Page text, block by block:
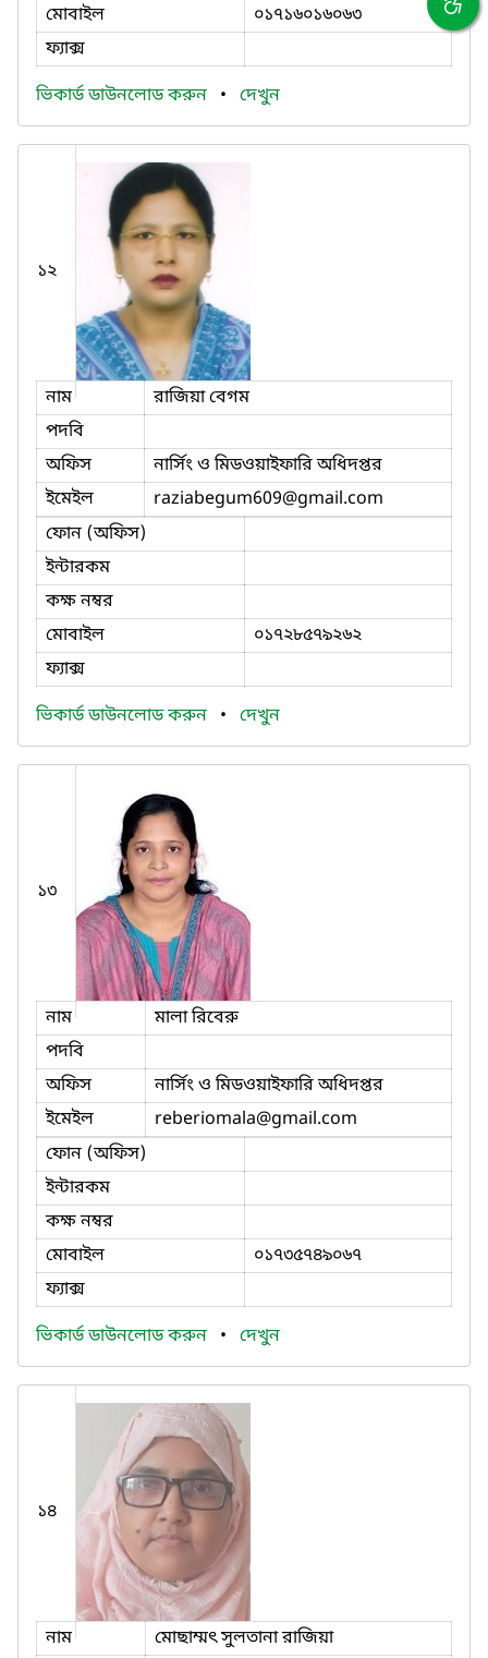
মোবাইল
০১৭১৬০১৬০৬৩
ফ্যাক্স
ভিকার্ড ডাউনলোড করুন • দেখুন
১২
নাম
রাজিয়া বেগম
পদবি
অফিস
নার্সিং ও মিডওয়াইফারি অধিদপ্তর
ইমেইল
raziabegum609@gmail.com
ফোন (অফিস)
ইন্টারকম
কক্ষ নম্বর
মোবাইল
০১৭২৮৫৭৯২৬২
ফ্যাক্স
ভিকার্ড ডাউনলোড করুন • দেখুন
১৩
নাম
মালা রিবেরু
পদবি
অফিস
নার্সিং ও মিডওয়াইফারি অধিদপ্তর
ইমেইল
reberiomala@gmail.com
ফোন (অফিস)
ইন্টারকম
কক্ষ নম্বর
মোবাইল
০১৭৩৫৭৪৯০৬৭
ফ্যাক্স
ভিকার্ড ডাউনলোড করুন • দেখুন
১৪
নাম
মোছাম্মৎ সুলতানা রাজিয়া